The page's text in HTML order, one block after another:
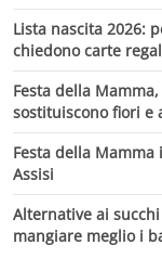
Lista nascita 2026:
chiedono carte
Festa della
sostituiscono fiori e
Festa della
Assisi
Alternative ai
mangiare meglio i